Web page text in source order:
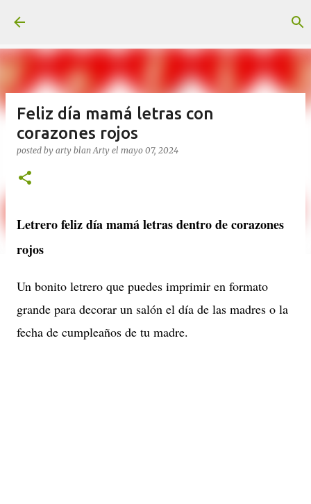
Feliz día mamá letras con
corazones rojos
posted by arty blanArty el mayo 07, 2024
Letrero feliz día mamá letras dentro de corazones
rojos
Un bonito letrero que puedes imprimir en formato
grande para decorar un salón el día de las madres o la
fecha de cumpleaños de tu madre.